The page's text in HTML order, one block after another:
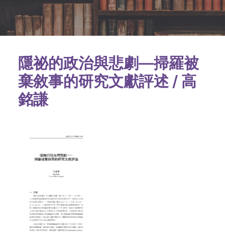
隱祕的政治與悲劇—掃羅被
棄敘事的研究文獻評述 / 高
銘謙